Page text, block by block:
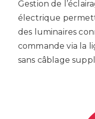
Gestion de
électrique
des luminaires
commande via la
sans câblage